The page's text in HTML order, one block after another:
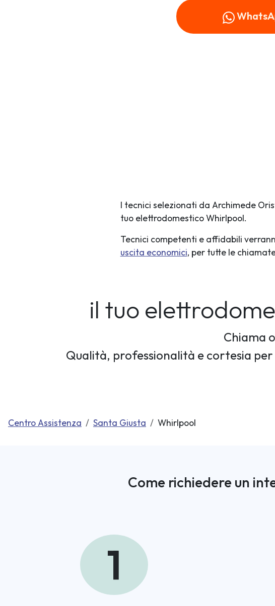
I tecnici selezionati da Archimede
tuo elettrodomestico Whirlpool.
Tecnici competenti e affidabili
uscita economici, per tutte le
il tuo
Chiama
Qualità, professionalità e cortesia
Centro Assistenza Santa Giusta Whirlpool
Come richiedere un
1